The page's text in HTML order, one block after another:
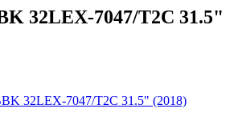
32LEX-7047/T2C 31.5"